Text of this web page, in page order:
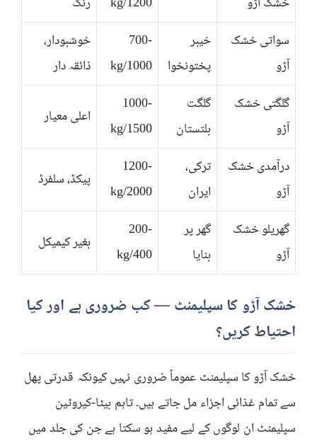
سواتی خشک
آڑو
خیبر
پختونخوا
700-
1000/kg
خوشبودار،
ذائقہ دار
گلگتی خشک
آڑو
گلگت
بلتستان
1000-
1500/kg
اعلی معیار
درآمدی خشک
آڑو
ترکی،
ایران
1200-
2000/kg
پیکڈ، سلفرڈ
گھریلو خشک
آڑو
گھر پر
بنایا
200-
400/kg
بغیر کیمیکل
خشک آڑو کا سپلیمنٹ — کب ضروری ہے اور کیا
احتیاط کریں؟
خشک آڑو کا سپلیمنٹ عموماً ضروری نہیں کیونکہ قدرتی پھل
سے تمام غذائی اجزاء مل جاتے ہیں۔ تاہم بیٹا-کیروٹین
سپلیمنٹ ان لوگوں کے لیے مفید ہو سکتا ہے جن کی جلد میں